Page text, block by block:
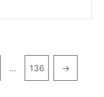
… 136 →